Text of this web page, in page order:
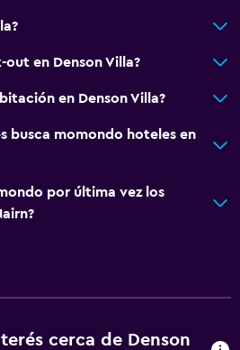
out en Denson Villa?
en Denson Villa?
busca momondo hoteles en
por última vez los
cerca de Denson